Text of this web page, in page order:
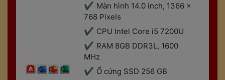
Màn hình 14.0 inch, 1366 x
768 Pixels
CPU Intel Core i5 7200U
RAM 8GB DDR3L, 1600
MHz
Ổ cứng SSD 256 GB